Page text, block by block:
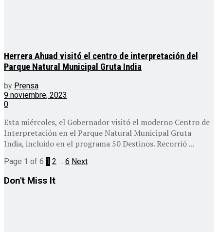
Herrera Ahuad visitó el centro de interpretación del
Parque Natural Municipal Gruta India
by Prensa
9 noviembre, 2023
0
Esta miércoles, el Gobernador visitó el moderno Centro de
Interpretación en el Parque Natural Municipal Gruta
India, incluido en el programa 50 Destinos. Recorrió ...
Page 1 of 6 1 2 … 6 Next
Don't Miss It